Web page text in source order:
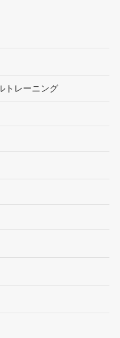
トレーニング